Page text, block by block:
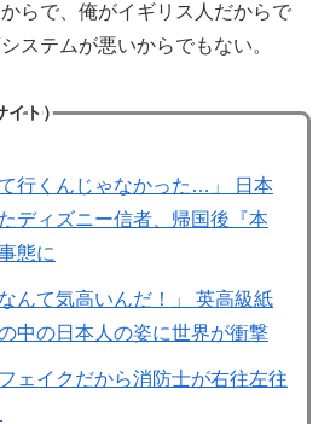
らで、俺がイギリス人だからで
ステムが悪いからでもない。
イト）
行くんじゃなかった…」 日本
ディズニー信者、帰国後『本
態に
んて気高いんだ！」 英高級紙
中の日本人の姿に世界が衝撃
ェイクだから消防士が右往左往